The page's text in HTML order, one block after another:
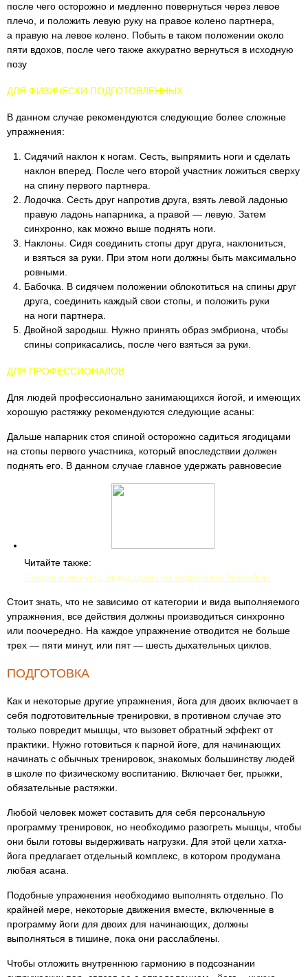
после чего осторожно и медленно повернуться через левое
плечо, и положить левую руку на правое колено партнера,
а правую на левое колено. Побыть в таком положении около
пяти вдохов, после чего также аккуратно вернуться в исходную
позу
ДЛЯ ФИЗИЧЕСКИ ПОДГОТОВЛЕННЫХ
В данном случае рекомендуются следующие более сложные
упражнения:
Сидячий наклон к ногам. Сесть, выпрямить ноги и сделать
наклон вперед. После чего второй участник ложиться сверху
на спину первого партнера.
Лодочка. Сесть друг напротив друга, взять левой ладонью
правую ладонь напарника, а правой — левую. Затем
синхронно, как можно выше поднять ноги.
Наклоны. Сидя соединить стопы друг друга, наклониться,
и взяться за руки. При этом ноги должны быть максимально
ровными.
Бабочка. В сидячем положении облокотиться на спины друг
друга, соединить каждый свои стопы, и положить руки
на ноги партнера.
Двойной зародыш. Нужно принять образ эмбриона, чтобы
спины соприкасались, после чего взяться за руки.
ДЛЯ ПРОФЕССИОНАЛОВ
Для людей профессионально занимающихся йогой, и имеющих
хорошую растяжку рекомендуются следующие асаны:
Дальше напарник стоя спиной осторожно садиться ягодицами
на стопы первого участника, который впоследствии должен
поднять его. В данном случае главное удержать равновесие
Читайте также:
Плюсы и минусы, виды, цены на акриловые бассейны
Стоит знать, что не зависимо от категории и вида выполняемого
упражнения, все действия должны производиться синхронно
или поочередно. На каждое упражнение отводится не больше
трех — пяти минут, или пят — шесть дыхательных циклов.
ПОДГОТОВКА
Как и некоторые другие упражнения, йога для двоих включает в
себя подготовительные тренировки, в противном случае это
только повредит мышцы, что вызовет обратный эффект от
практики. Нужно готовиться к парной йоге, для начинающих
начинать с обычных тренировок, знакомых большинству людей
в школе по физическому воспитанию. Включает бег, прыжки,
обязательные растяжки.
Любой человек может составить для себя персональную
программу тренировок, но необходимо разогреть мышцы, чтобы
они были готовы выдерживать нагрузки. Для этой цели хатха-
йога предлагает отдельный комплекс, в котором продумана
любая асана.
Подобные упражнения необходимо выполнять отдельно. По
крайней мере, некоторые движения вместе, включенные в
программу йоги для двоих для начинающих, должны
выполняться в тишине, пока они расслаблены.
Чтобы отложить внутреннюю гармонию в подсознании